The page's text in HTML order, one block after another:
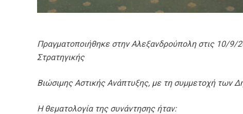
Πραγματοποιήθηκε στην Αλεξανδρούπολη στις 10/9/
Στρατηγικής
Βιώσιμης Αστικής Ανάπτυξης, με τη συμμετοχή των
Η θεματολογία της συνάντησης ήταν: